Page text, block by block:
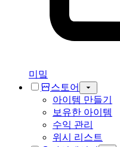
미밐
스토어
아이템 만들기
보유한 아이템
수익 관리
위시 리스트